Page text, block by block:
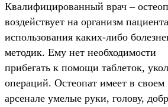
Квалифицированный врач –
воздействует на организм
использования каких-либо
методик. Ему нет необходимости
прибегать к помощи таблеток,
операций. Остеопат имеет в своем
арсенале умелые руки, голову,